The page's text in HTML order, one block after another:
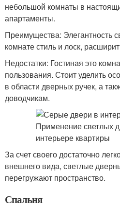
небольшой комнаты в
апартаменты.
Преимущества: Элегантность
комнате стиль и лоск,
Недостатки: Гостиная это
пользования. Стоит уделить
в области дверных ручек, а
доводчикам.
За счет своего достаточно
внешнего вида, светлые
перегружают пространство.
Спальня